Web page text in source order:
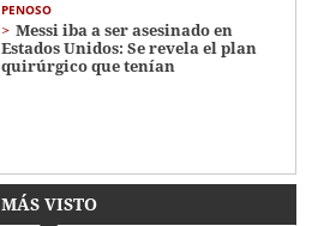
PENOSO
Messi iba a ser asesinado en
Estados Unidos: Se revela el plan
quirúrgico que tenían
MÁS VISTO